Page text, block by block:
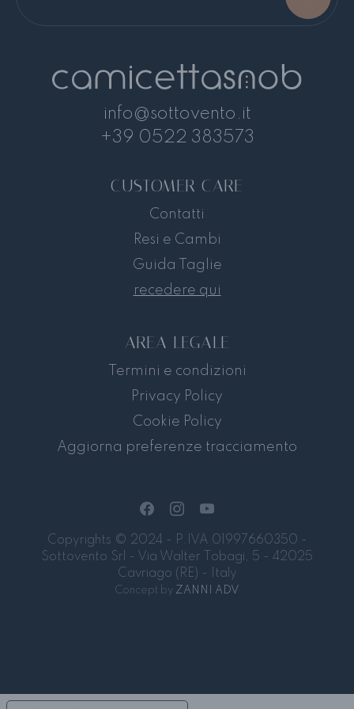
info@sottovento.it
+39 0522 383573
CUSTOMER CARE
Contatti
Resi e Cambi
Guida Taglie
recedere qui
AREA LEGALE
Termini e condizioni
Privacy Policy
Cookie Policy
Aggiorna preferenze tracciamento
Copyrights © 2024 - P.IVA 01997660350 -
Sottovento Srl - Via Walter Tobagi, 5 - 42025
Cavriago (RE) - Italy
Concept by ZANNI ADV